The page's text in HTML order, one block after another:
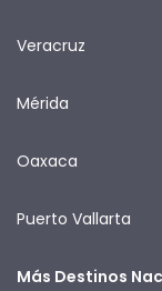
Veracruz
Mérida
Oaxaca
Puerto Vallarta
Más Destinos